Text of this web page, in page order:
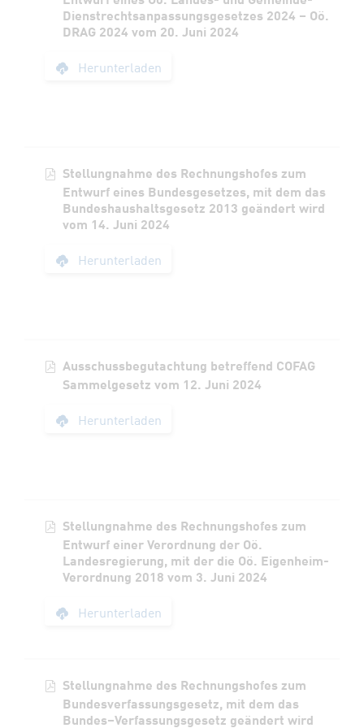
Dienstrechtsanpassungsgesetzes 2024 – Oö.
DRAG 2024 vom 20. Juni 2024
Stellungnahme
Herunterladen
Stellungnahme des Rechnungshofes zum
Entwurf eines Bundesgesetzes, mit dem das
Bundeshaushaltsgesetz 2013 geändert wird
vom 14. Juni 2024
Stellungnahme
Herunterladen
Ausschussbegutachtung betreffend COFAG
Sammelgesetz vom 12. Juni 2024
Herunterladen
Stellungnahme des Rechnungshofes zum
Entwurf einer Verordnung der Oö.
Landesregierung, mit der die Oö. Eigenheim-
Verordnung 2018 vom 3. Juni 2024
Stellungnahme
Herunterladen
Stellungnahme des Rechnungshofes zum
Bundesverfassungsgesetz, mit dem das
Bundes–Verfassungsgesetz geändert wird